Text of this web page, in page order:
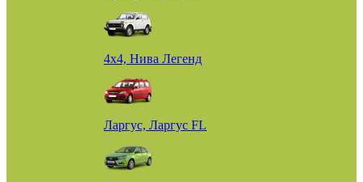
4х4, Нива Легенд
Ларгус, Ларгус FL